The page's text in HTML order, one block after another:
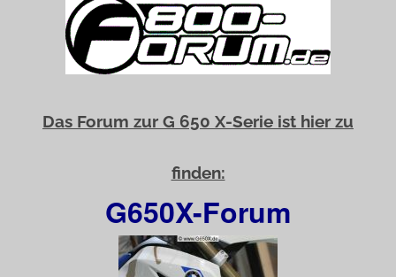
Das Forum zur G 650 X-Serie ist hier zu
finden:
G650X-Forum